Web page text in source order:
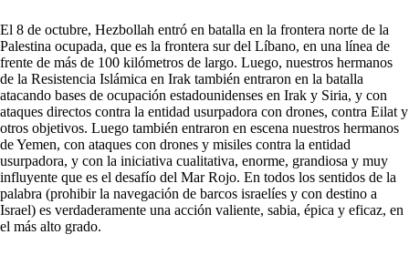
El 8 de octubre, Hezbollah entró en batalla en la frontera norte de la
Palestina ocupada, que es la frontera sur del Líbano, en una línea de
frente de más de 100 kilómetros de largo. Luego, nuestros hermanos
de la Resistencia Islámica en Irak también entraron en la batalla
atacando bases de ocupación estadounidenses en Irak y Siria, y con
ataques directos contra la entidad usurpadora con drones, contra Eilat y
otros objetivos. Luego también entraron en escena nuestros hermanos
de Yemen, con ataques con drones y misiles contra la entidad
usurpadora, y con la iniciativa cualitativa, enorme, grandiosa y muy
influyente que es el desafío del Mar Rojo. En todos los sentidos de la
palabra (prohibir la navegación de barcos israelíes y con destino a
Israel) es verdaderamente una acción valiente, sabia, épica y eficaz, en
el más alto grado.